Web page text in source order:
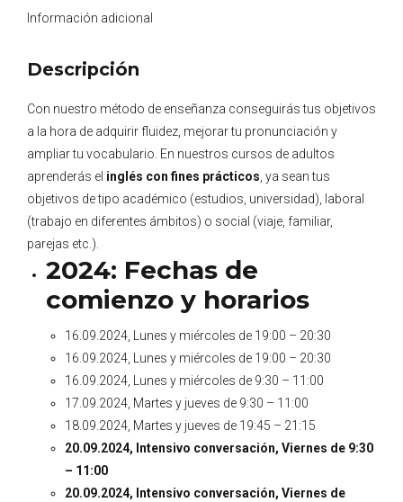
Información adicional
Descripción
Con nuestro método de enseñanza conseguirás tus objetivos
a la hora de adquirir fluidez, mejorar tu pronunciación y
ampliar tu vocabulario. En nuestros cursos de adultos
aprenderás el inglés con fines prácticos , ya sean tus
objetivos de tipo académico (estudios, universidad), laboral
(trabajo en diferentes ámbitos) o social (viaje, familiar,
parejas etc.).
2024: Fechas de
comienzo y horarios
16.09.2024, Lunes y miércoles de 19:00 – 20:30
16.09.2024, Lunes y miércoles de 19:00 – 20:30
16.09.2024, Lunes y miércoles de 9:30 – 11:00
17.09.2024, Martes y jueves de 9:30 – 11:00
18.09.2024, Martes y jueves de 19:45 – 21:15
20.09.2024, Intensivo conversación, Viernes de 9:30
– 11:00
20.09.2024, Intensivo conversación, Viernes de